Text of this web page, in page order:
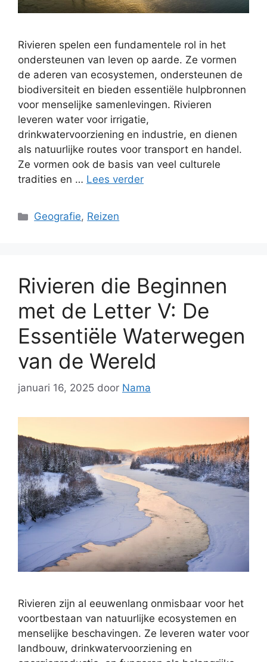
Rivieren spelen een fundamentele rol in het
ondersteunen van leven op aarde. Ze vormen
de aderen van ecosystemen, ondersteunen de
biodiversiteit en bieden essentiële hulpbronnen
voor menselijke samenlevingen. Rivieren
leveren water voor irrigatie,
drinkwatervoorziening en industrie, en dienen
als natuurlijke routes voor transport en handel.
Ze vormen ook de basis van veel culturele
tradities en … Lees verder
Categorieën
Geografie, Reizen
Rivieren die Beginnen
met de Letter V: De
Essentiële Waterwegen
van de Wereld
januari 16, 2025 door Nama
Rivieren zijn al eeuwenlang onmisbaar voor het
voortbestaan van natuurlijke ecosystemen en
menselijke beschavingen. Ze leveren water voor
landbouw, drinkwatervoorziening en